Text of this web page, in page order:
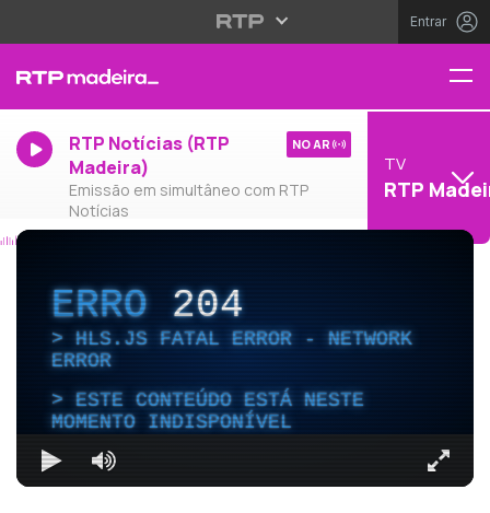
Entrar
RTP Notícias (RTP
Madeira)
Emissão em simultâneo com RTP
Notícias
NO AR
TV
RTP
ERRO204
HLS.JS FATAL ERROR - NETWORK
ERROR
ESTE CONTEÚDO ESTÁ NESTE
MOMENTO INDISPONÍVEL